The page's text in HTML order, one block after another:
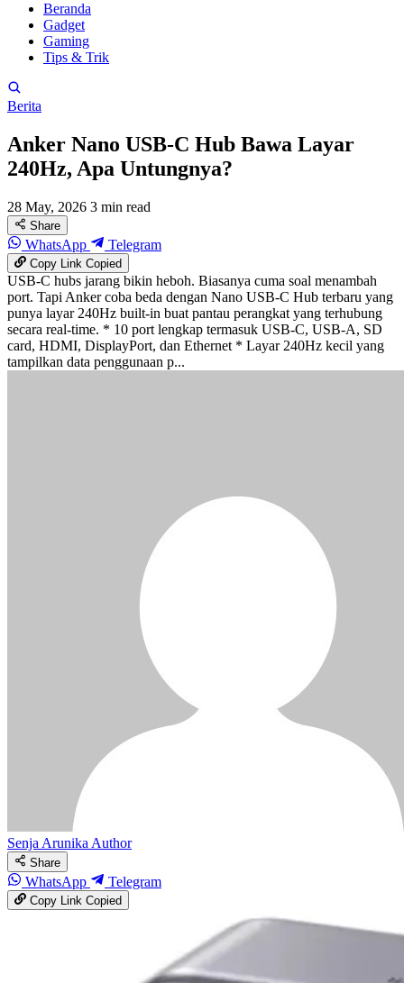
Beranda
Gadget
Gaming
Tips & Trik
Berita
Anker Nano USB-C Hub Bawa Layar
240Hz, Apa Untungnya?
28 May, 2026 3 min read
Share
WhatsApp Telegram
Copy LinkCopied
USB-C hubs jarang bikin heboh. Biasanya cuma soal menambah
port. Tapi Anker coba beda dengan Nano USB-C Hub terbaru yang
punya layar 240Hz built-in buat pantau perangkat yang terhubung
secara real-time. * 10 port lengkap termasuk USB-C, USB-A, SD
card, HDMI, DisplayPort, dan Ethernet * Layar 240Hz kecil yang
tampilkan data penggunaan p...
Senja ArunikaAuthor
Share
WhatsApp Telegram
Copy LinkCopied